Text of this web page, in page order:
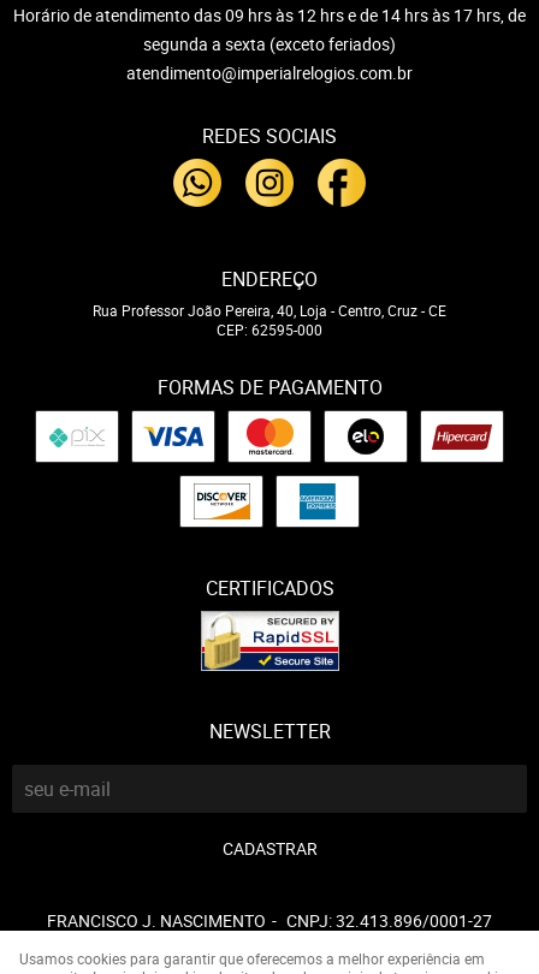
Horário de atendimento das 09 hrs às 12 hrs e de 14 hrs às 17 hrs, de
segunda a sexta (exceto feriados)
atendimento@imperialrelogios.com.br
REDES SOCIAIS
ENDEREÇO
Rua Professor João Pereira, 40, Loja -Centro, Cruz-CE
CEP: 62595-000
FORMAS DE PAGAMENTO
CERTIFICADOS
NEWSLETTER
CADASTRAR
FRANCISCO J. NASCIMENTO CNPJ: 32.413.896/0001-27
Usamos cookies para garantir que oferecemos a melhor experiência em